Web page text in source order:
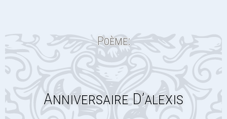
Poème:
Anniversaire D’alexis